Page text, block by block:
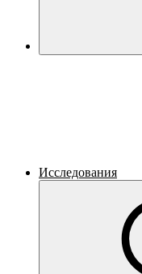
Исследования